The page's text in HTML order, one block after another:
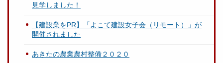
見学しました！
【建設業をPR】「よこて建設女子会（リモート）」が
開催されました
あきたの農業農村整備２０２０